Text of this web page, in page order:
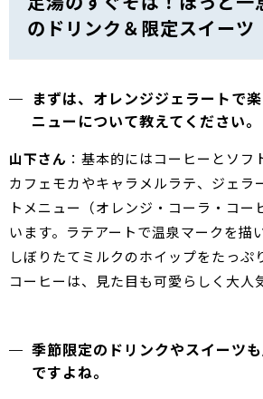
のドリンク＆限定スイーツ
まずは、オレンジジェラートで
ニューについて教えてください。
山下さん ：基本的にはコーヒーとソフ
カフェモカやキャラメルラテ、ジェラ
トメニュー（オレンジ・コーラ・コー
います。ラテアートで温泉マークを描
しぼりたてミルクのホイップをたっぷ
コーヒーは、見た目も可愛らしく大人
季節限定のドリンクやスイーツ
ですよね。